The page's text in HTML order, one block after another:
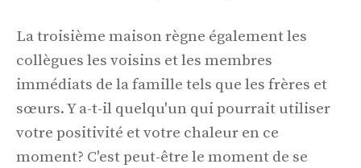
La troisième maison règne également les
collègues les voisins et les membres
immédiats de la famille tels que les frères et
sœurs. Y a-t-il quelqu'un qui pourrait utiliser
votre positivité et votre chaleur en ce
moment? C'est peut-être le moment de se